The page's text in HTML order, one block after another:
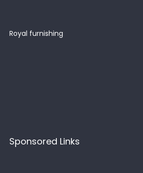
Royal furnishing
Sponsored Links